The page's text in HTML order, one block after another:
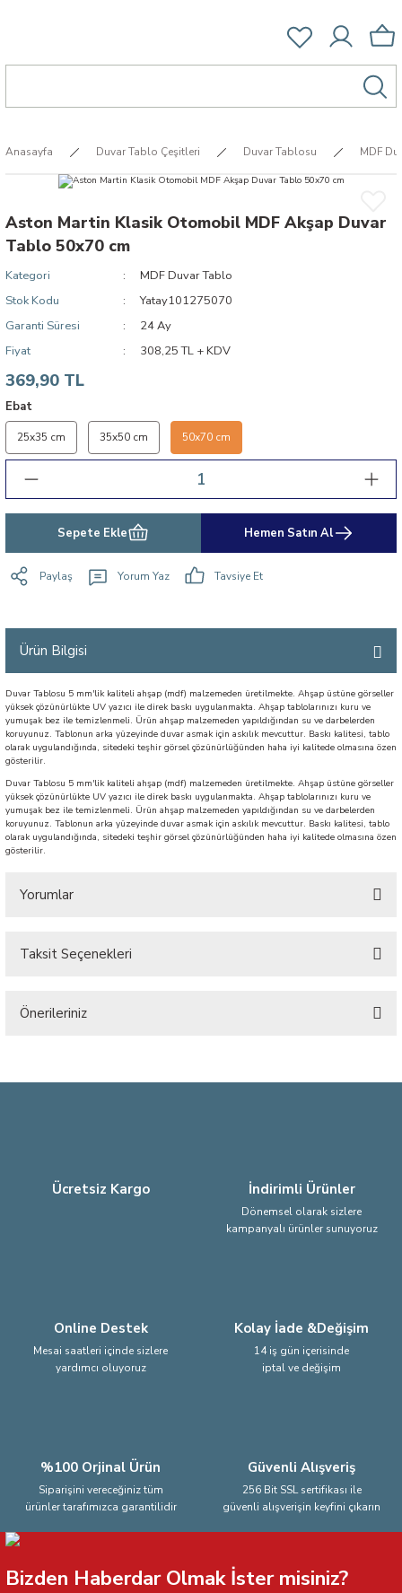
Anasayfa Duvar Tablo Çeşitleri Duvar Tablosu MDF
Aston Martin Klasik Otomobil MDF Akşap Duvar
Tablo 50x70 cm
Kategori
MDF Duvar Tablo
Stok Kodu
Yatay101275070
Garanti Süresi
24 Ay
Fiyat
308,25 TL + KDV
369,90 TL
Ebat
25x35 cm 35x50 cm 50x70 cm
Sepete Ekle Hemen Satın Al
Paylaş Yorum Yaz Tavsiye Et
Ürün Bilgisi
Duvar Tablosu 5 mm'lik kaliteli ahşap (mdf) malzemeden üretilmekte. Ahşap üstüne görseller
yüksek çözünürlükte UV yazıcı ile direk baskı uygulanmakta. Ahşap tablolarınızı kuru ve
yumuşak bez ile temizlenmeli. Ürün ahşap malzemeden yapıldığından su ve darbelerden
koruyunuz. Tablonun arka yüzeyinde duvar asmak için askılık mevcuttur. Baskı kalitesi, tablo
olarak uygulandığında, sitedeki teşhir görsel çözünürlüğünden haha iyi kalitede olmasına özen
gösterilir.
Duvar Tablosu 5 mm'lik kaliteli ahşap (mdf) malzemeden üretilmekte. Ahşap üstüne görseller
yüksek çözünürlükte UV yazıcı ile direk baskı uygulanmakta. Ahşap tablolarınızı kuru ve
yumuşak bez ile temizlenmeli. Ürün ahşap malzemeden yapıldığından su ve darbelerden
koruyunuz. Tablonun arka yüzeyinde duvar asmak için askılık mevcuttur. Baskı kalitesi, tablo
olarak uygulandığında, sitedeki teşhir görsel çözünürlüğünden haha iyi kalitede olmasına özen
gösterilir.
Yorumlar
Taksit Seçenekleri
Önerileriniz
Ürün açıklamasında eksik bilgiler bulunuyor.
Ücretsiz Kargo İndirimli Ürünler
Dönemsel olarak sizlere
kampanyalı ürünler sunuyoruz
Online Destek
Mesai saatleri içinde sizlere
yardımcı oluyoruz
Kolay İade &Değişim
14 iş gün içerisinde
iptal ve değişim
%100 Orjinal Ürün
Siparişini vereceğiniz tüm
ürünler tarafımızca garantilidir
Güvenli Alışveriş
256 Bit SSL sertifikası ile
güvenli alışverişin keyfini çıkarın
Bizden Haberdar Olmak İster misiniz?